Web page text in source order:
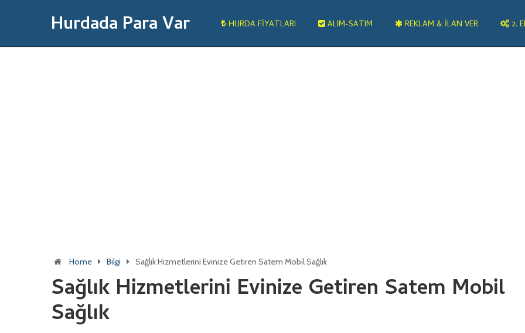
Hurdada Para Var HURDA FIYATLARI ALIM-SATIM REKLAM & İLAN VER 2.
Home Bilgi Sağlık Hizmetlerini Evinize Getiren Satem Mobil Sağlık
Sağlık Hizmetlerini Evinize Getiren Satem Mobil
Sağlık